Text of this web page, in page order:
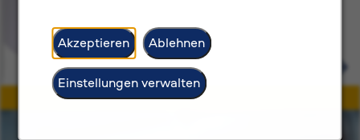
Akzeptieren Ablehnen
Einstellungen verwalten